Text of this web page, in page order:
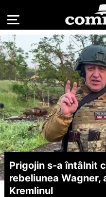
Prigojin s-a întâlnit
rebeliunea Wagner,
Kremlinul